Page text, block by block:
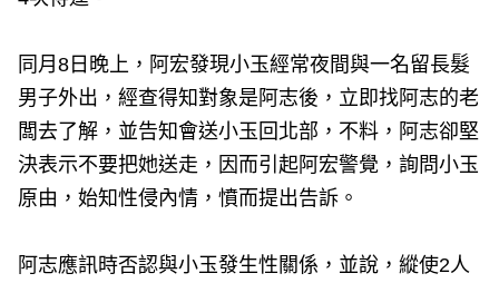
同月8日晚上，阿宏發現小玉經常夜間與一名留長髮
男子外出，經查得知對象是阿志後，立即找阿志的老
闆去了解，並告知會送小玉回北部，不料，阿志卻堅
決表示不要把她送走，因而引起阿宏警覺，詢問小玉
原由，始知性侵內情，憤而提出告訴。
阿志應訊時否認與小玉發生性關係，並說，縱使2人